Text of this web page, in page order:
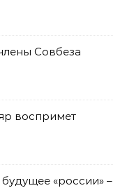
Совбеза
воспримет
«россии» –